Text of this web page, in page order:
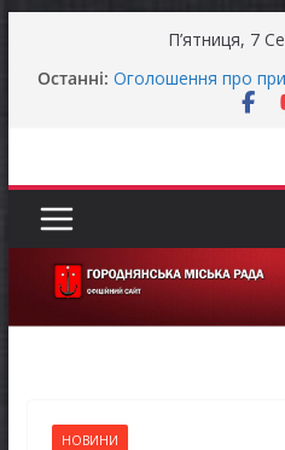
П’ятниця, 7
Останні: Оголошення про
присудження Премії
Продовжується
Батьки майбутніх
оформити «Пакунок
Останніми днями
громади
НОВИНИ